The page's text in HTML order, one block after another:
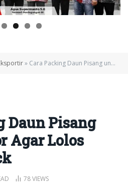
» Cara Packing Daun Pisang untuk Ekspor Agar Lolos Quality Check
Daun Pisang
Agar Lolos
78VIEWS